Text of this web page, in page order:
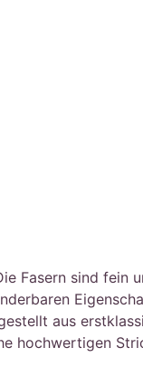
Fasern sind fein
aus
hochwertigen